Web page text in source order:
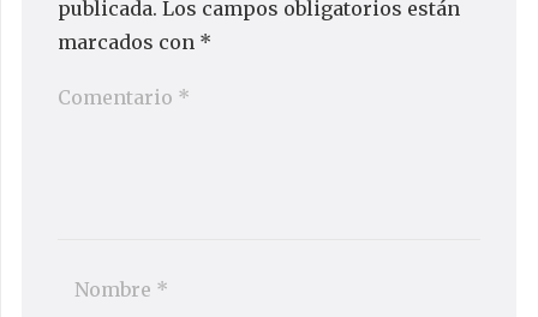
publicada. Los campos obligatorios están
marcados con *